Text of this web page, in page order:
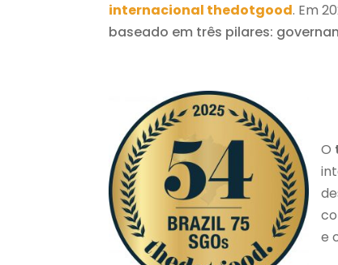
internacional thedotgood. Em
baseado em três pilares:
O
e